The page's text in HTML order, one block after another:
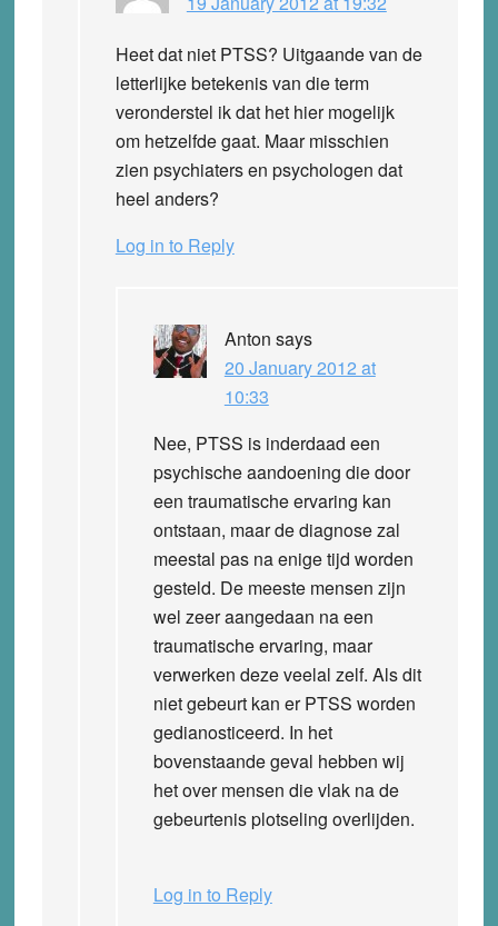
Heet dat niet PTSS? Uitgaande van de
letterlijke betekenis van die term
veronderstel ik dat het hier mogelijk
om hetzelfde gaat. Maar misschien
zien psychiaters en psychologen dat
heel anders?
Log in to Reply
Anton says
20 January 2012 at
10:33
Nee, PTSS is inderdaad een
psychische aandoening die door
een traumatische ervaring kan
ontstaan, maar de diagnose zal
meestal pas na enige tijd worden
gesteld. De meeste mensen zijn
wel zeer aangedaan na een
traumatische ervaring, maar
verwerken deze veelal zelf. Als dit
niet gebeurt kan er PTSS worden
gedianosticeerd. In het
bovenstaande geval hebben wij
het over mensen die vlak na de
gebeurtenis plotseling overlijden.
Log in to Reply